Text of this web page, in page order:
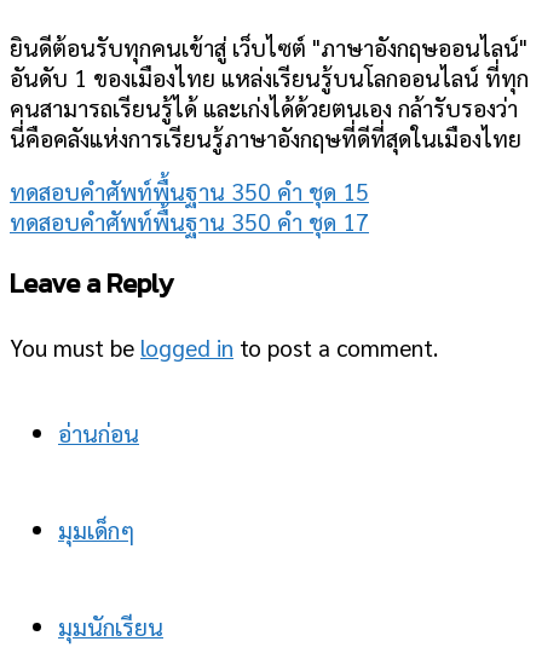
ยินดีต้อนรับทุกคนเข้าสู่ เว็บไซต์ "ภาษาอังกฤษออนไลน์"
อันดับ 1 ของเมืองไทย แหล่งเรียนรู้บนโลกออนไลน์ ที่ทุก
คนสามารถเรียนรู้ได้ และเก่งได้ด้วยตนเอง กล้ารับรองว่า
นี่คือคลังแห่งการเรียนรู้ภาษาอังกฤษที่ดีที่สุดในเมืองไทย
ทดสอบคำศัพท์พื้นฐาน 350 คำ ชุด 15
ทดสอบคำศัพท์พื้นฐาน 350 คำ ชุด 17
Leave a Reply
You must be logged in to post a comment.
อ่านก่อน
มุมเด็กๆ
มุมนักเรียน